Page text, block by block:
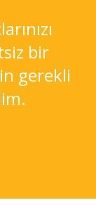
bir
gerekli